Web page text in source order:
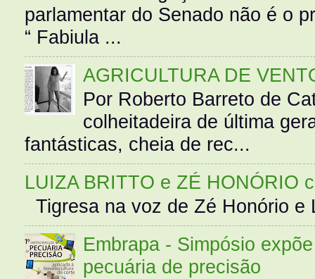
parlamentar do Senado não é o
“ Fabiula ...
AGRICULTURA DE
Por Roberto Barreto de
colheitadeira de última
fantásticas, cheia de rec...
LUIZA BRITTO e ZÉ HONÓRIO
Tigresa na voz de Zé Honório
Embrapa - Simpósio
pecuária de precisão